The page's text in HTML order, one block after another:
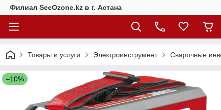
Филиал SeeOzone.kz в г. Астана
Товары и услуги Электроинструмент Сварочные
–10%